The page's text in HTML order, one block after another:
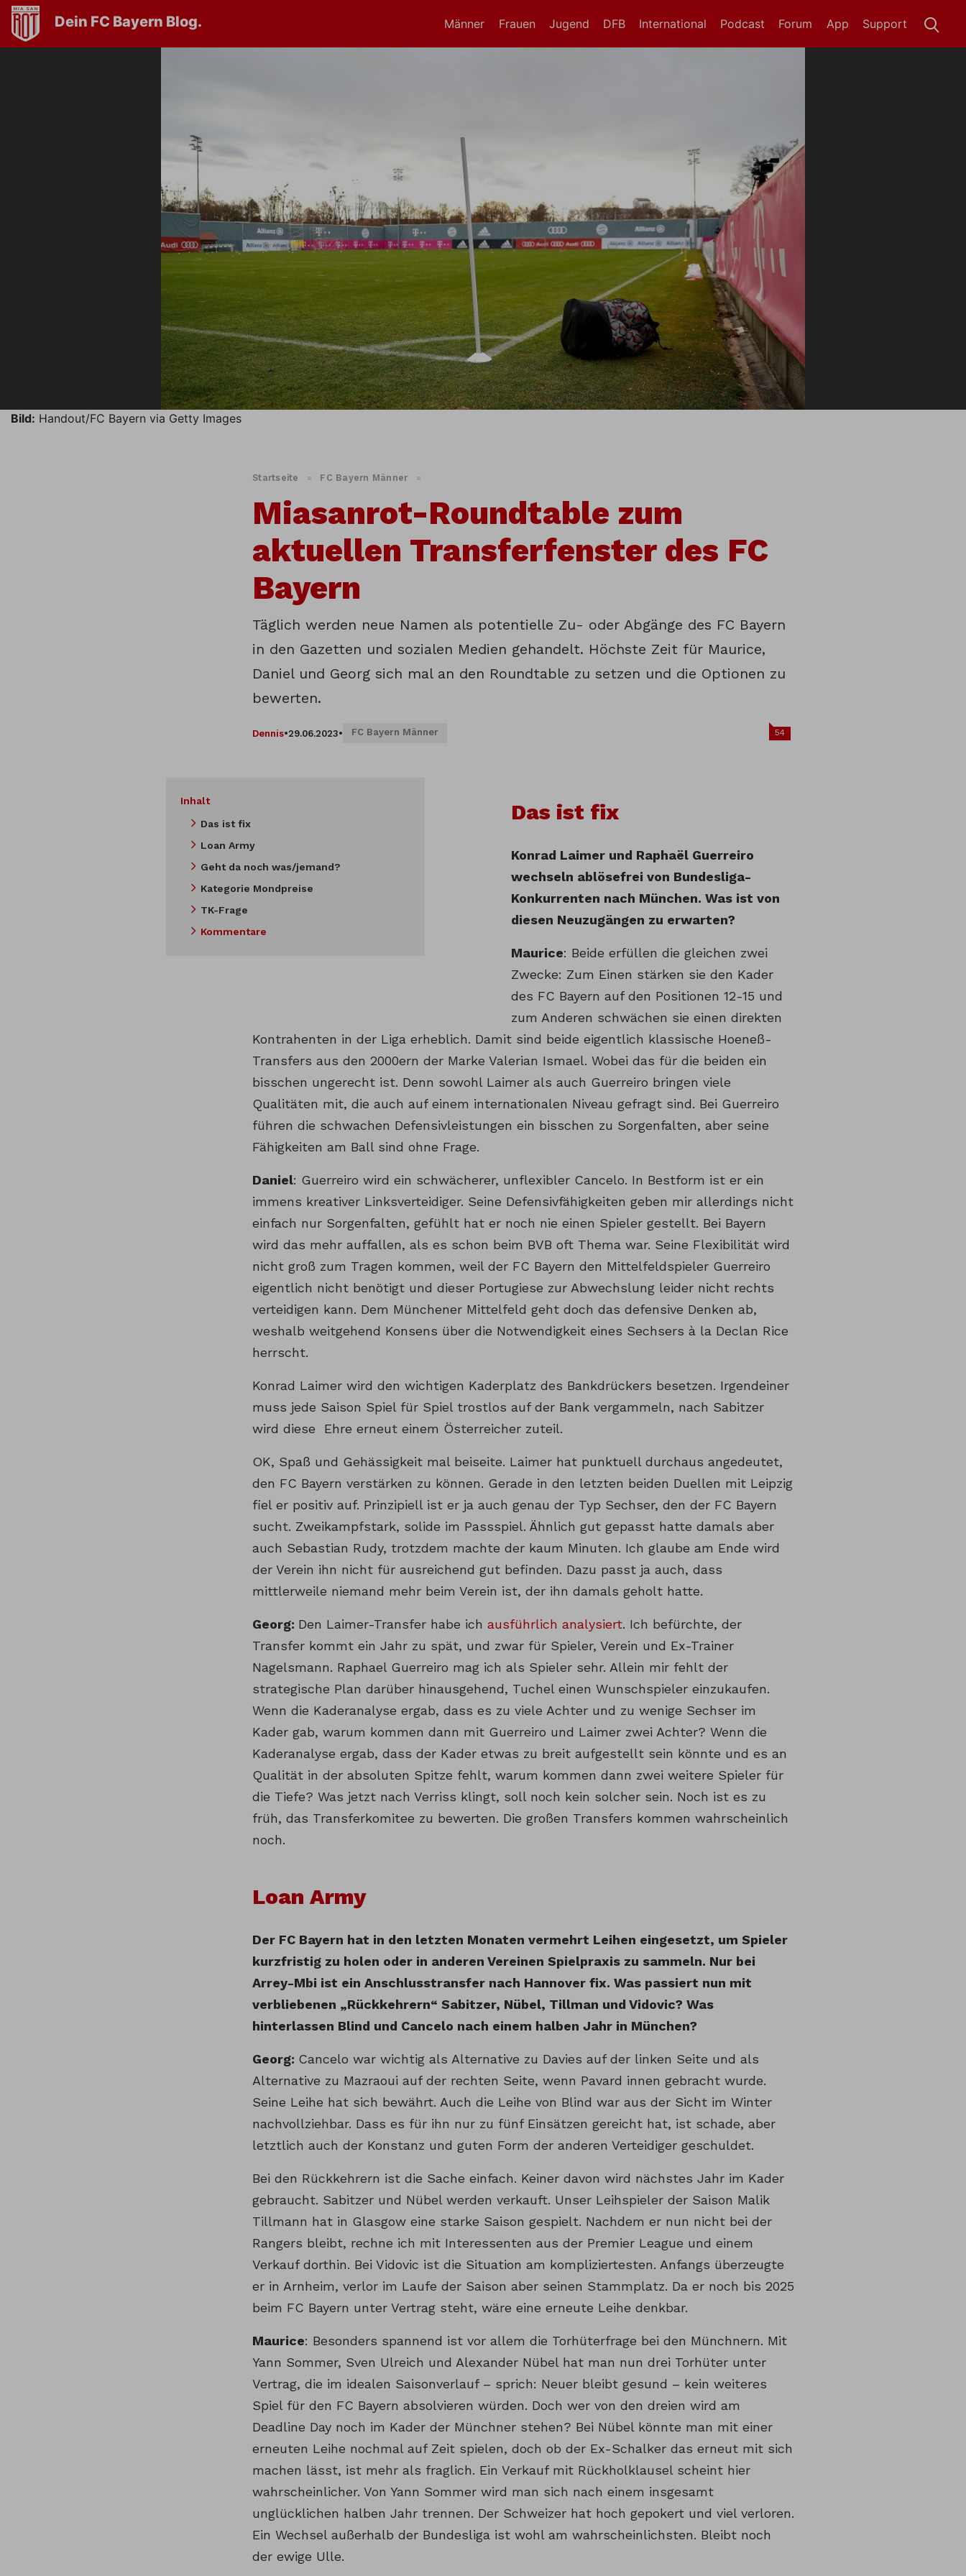
Dein FC Bayern Blog. Männer Frauen Jugend DFB International Support
App
Forum
Podcast
Bild: Handout/FC Bayern via Getty Images
Startseite » FC Bayern Männer »
Miasanrot-Roundtable zum
aktuellen Transferfenster des FC
Bayern
Täglich werden neue Namen als potentielle Zu- oder Abgänge des FC Bayern
in den Gazetten und sozialen Medien gehandelt. Höchste Zeit für Maurice,
Daniel und Georg sich mal an den Roundtable zu setzen und die Optionen zu
bewerten.
Dennis•29.06.2023• FC Bayern Männer 54
Inhalt
Das ist fix
Loan Army
Geht da noch was/jemand?
Kategorie Mondpreise
TK-Frage
Kommentare
Das ist fix
Konrad Laimer und Raphaël Guerreiro
wechseln ablösefrei von Bundesliga-
Konkurrenten nach München. Was ist von
diesen Neuzugängen zu erwarten?
Maurice: Beide erfüllen die gleichen zwei
Zwecke: Zum Einen stärken sie den Kader
des FC Bayern auf den Positionen 12-15 und
zum Anderen schwächen sie einen direkten
Kontrahenten in der Liga erheblich. Damit sind beide eigentlich klassische Hoeneß-
Transfers aus den 2000ern der Marke Valerian Ismael. Wobei das für die beiden ein
bisschen ungerecht ist. Denn sowohl Laimer als auch Guerreiro bringen viele
Qualitäten mit, die auch auf einem internationalen Niveau gefragt sind. Bei Guerreiro
führen die schwachen Defensivleistungen ein bisschen zu Sorgenfalten, aber seine
Fähigkeiten am Ball sind ohne Frage.
Daniel: Guerreiro wird ein schwächerer, unflexibler Cancelo. In Bestform ist er ein
immens kreativer Linksverteidiger. Seine Defensivfähigkeiten geben mir allerdings nicht
einfach nur Sorgenfalten, gefühlt hat er noch nie einen Spieler gestellt. Bei Bayern
wird das mehr auffallen, als es schon beim BVB oft Thema war. Seine Flexibilität wird
nicht groß zum Tragen kommen, weil der FC Bayern den Mittelfeldspieler Guerreiro
eigentlich nicht benötigt und dieser Portugiese zur Abwechslung leider nicht rechts
verteidigen kann. Dem Münchener Mittelfeld geht doch das defensive Denken ab,
weshalb weitgehend Konsens über die Notwendigkeit eines Sechsers à la Declan Rice
herrscht.
Konrad Laimer wird den wichtigen Kaderplatz des Bankdrückers besetzen. Irgendeiner
muss jede Saison Spiel für Spiel trostlos auf der Bank vergammeln, nach Sabitzer
wird diese Ehre erneut einem Österreicher zuteil.
OK, Spaß und Gehässigkeit mal beiseite. Laimer hat punktuell durchaus angedeutet,
den FC Bayern verstärken zu können. Gerade in den letzten beiden Duellen mit Leipzig
fiel er positiv auf. Prinzipiell ist er ja auch genau der Typ Sechser, den der FC Bayern
sucht. Zweikampfstark, solide im Passspiel. Ähnlich gut gepasst hatte damals aber
auch Sebastian Rudy, trotzdem machte der kaum Minuten. Ich glaube am Ende wird
der Verein ihn nicht für ausreichend gut befinden. Dazu passt ja auch, dass
mittlerweile niemand mehr beim Verein ist, der ihn damals geholt hatte.
Georg: Den Laimer-Transfer habe ich ausführlich analysiert. Ich befürchte, der
Transfer kommt ein Jahr zu spät, und zwar für Spieler, Verein und Ex-Trainer
Nagelsmann. Raphael Guerreiro mag ich als Spieler sehr. Allein mir fehlt der
strategische Plan darüber hinausgehend, Tuchel einen Wunschspieler einzukaufen.
Wenn die Kaderanalyse ergab, dass es zu viele Achter und zu wenige Sechser im
Kader gab, warum kommen dann mit Guerreiro und Laimer zwei Achter? Wenn die
Kaderanalyse ergab, dass der Kader etwas zu breit aufgestellt sein könnte und es an
Qualität in der absoluten Spitze fehlt, warum kommen dann zwei weitere Spieler für
die Tiefe? Was jetzt nach Verriss klingt, soll noch kein solcher sein. Noch ist es zu
früh, das Transferkomitee zu bewerten. Die großen Transfers kommen wahrscheinlich
noch.
Loan Army
Der FC Bayern hat in den letzten Monaten vermehrt Leihen eingesetzt, um Spieler
kurzfristig zu holen oder in anderen Vereinen Spielpraxis zu sammeln. Nur bei
Arrey-Mbi ist ein Anschlusstransfer nach Hannover fix. Was passiert nun mit
verbliebenen „Rückkehrern“ Sabitzer, Nübel, Tillman und Vidovic? Was
hinterlassen Blind und Cancelo nach einem halben Jahr in München?
Georg: Cancelo war wichtig als Alternative zu Davies auf der linken Seite und als
Alternative zu Mazraoui auf der rechten Seite, wenn Pavard innen gebracht wurde.
Seine Leihe hat sich bewährt. Auch die Leihe von Blind war aus der Sicht im Winter
nachvollziehbar. Dass es für ihn nur zu fünf Einsätzen gereicht hat, ist schade, aber
letztlich auch der Konstanz und guten Form der anderen Verteidiger geschuldet.
Bei den Rückkehrern ist die Sache einfach. Keiner davon wird nächstes Jahr im Kader
gebraucht. Sabitzer und Nübel werden verkauft. Unser Leihspieler der Saison Malik
Tillmann hat in Glasgow eine starke Saison gespielt. Nachdem er nun nicht bei der
Rangers bleibt, rechne ich mit Interessenten aus der Premier League und einem
Verkauf dorthin. Bei Vidovic ist die Situation am kompliziertesten. Anfangs überzeugte
er in Arnheim, verlor im Laufe der Saison aber seinen Stammplatz. Da er noch bis 2025
beim FC Bayern unter Vertrag steht, wäre eine erneute Leihe denkbar.
Maurice: Besonders spannend ist vor allem die Torhüterfrage bei den Münchnern. Mit
Yann Sommer, Sven Ulreich und Alexander Nübel hat man nun drei Torhüter unter
Vertrag, die im idealen Saisonverlauf – sprich: Neuer bleibt gesund – kein weiteres
Spiel für den FC Bayern absolvieren würden. Doch wer von den dreien wird am
Deadline Day noch im Kader der Münchner stehen? Bei Nübel könnte man mit einer
erneuten Leihe nochmal auf Zeit spielen, doch ob der Ex-Schalker das erneut mit sich
machen lässt, ist mehr als fraglich. Ein Verkauf mit Rückholklausel scheint hier
wahrscheinlicher. Von Yann Sommer wird man sich nach einem insgesamt
unglücklichen halben Jahr trennen. Der Schweizer hat hoch gepokert und viel verloren.
Ein Wechsel außerhalb der Bundesliga ist wohl am wahrscheinlichsten. Bleibt noch
der ewige Ulle.